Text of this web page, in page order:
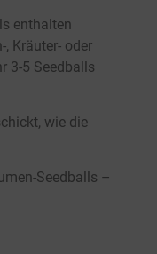
enthalten
Kräuter- oder
3-5 Seedballs
wie die
Seedballs –